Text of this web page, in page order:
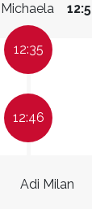
12:5
12:35
12:46
Adi Milan